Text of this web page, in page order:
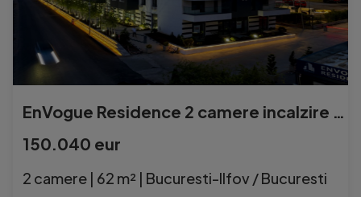
EnVogue Residence 2 camere incalzire in pardoseala et2
150.040 eur
2 camere | 62 m² | Bucuresti-Ilfov / Bucuresti